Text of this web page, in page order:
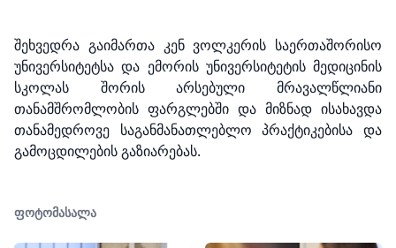
შეხვედრა გაიმართა კენ ვოლკერის საერთაშორისო
უნივერსიტეტსა და ემორის უნივერსიტეტის მედიცინის
სკოლას შორის არსებული მრავალწლიანი
თანამშრომლობის ფარგლებში და მიზნად ისახავდა
თანამედროვე საგანმანათლებლო პრაქტიკებისა და
გამოცდილების გაზიარებას.
ფოტომასალა